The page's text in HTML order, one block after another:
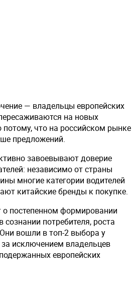
— владельцы европейских
на новых
потому, что на российском рынке
предложений.
завоевывают доверие
независимо от страны
многие категории водителей
китайские бренды к покупке.
о постепенном формировании
потребителя, роста
вошли в топ-2 выбора у
за исключением владельцев
европейских